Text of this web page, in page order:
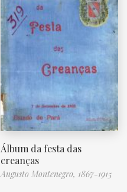
Álbum da festa das
creanças
Augusto Montenegro, 1867-1915